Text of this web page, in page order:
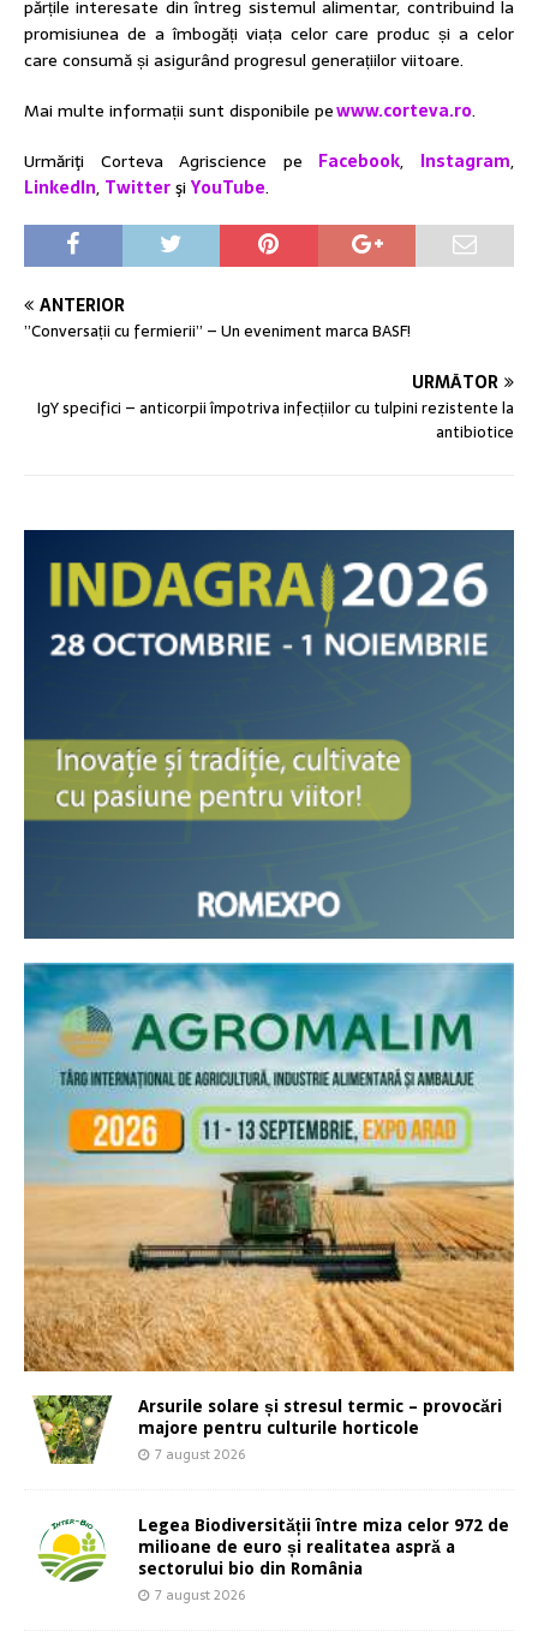
părțile interesate din întreg sistemul alimentar, contribuind la
promisiunea de a îmbogăți viața celor care produc și a celor
care consumă și asigurând progresul generațiilor viitoare.
Mai multe informații sunt disponibile pewww.corteva.ro.
Urmăriţi Corteva Agriscience pe Facebook, Instagram,
LinkedIn, Twitterşi YouTube.
ANTERIOR
”Conversații cu fermierii” – Un eveniment marca BASF!
URMĂTOR
IgY specifici – anticorpii împotriva infecțiilor cu tulpini rezistente la
antibiotice
Arsurile solare și stresul termic – provocări
majore pentru culturile horticole
7 august 2026
Legea Biodiversității între miza celor 972 de
milioane de euro și realitatea aspră a
sectorului bio din România
7 august 2026